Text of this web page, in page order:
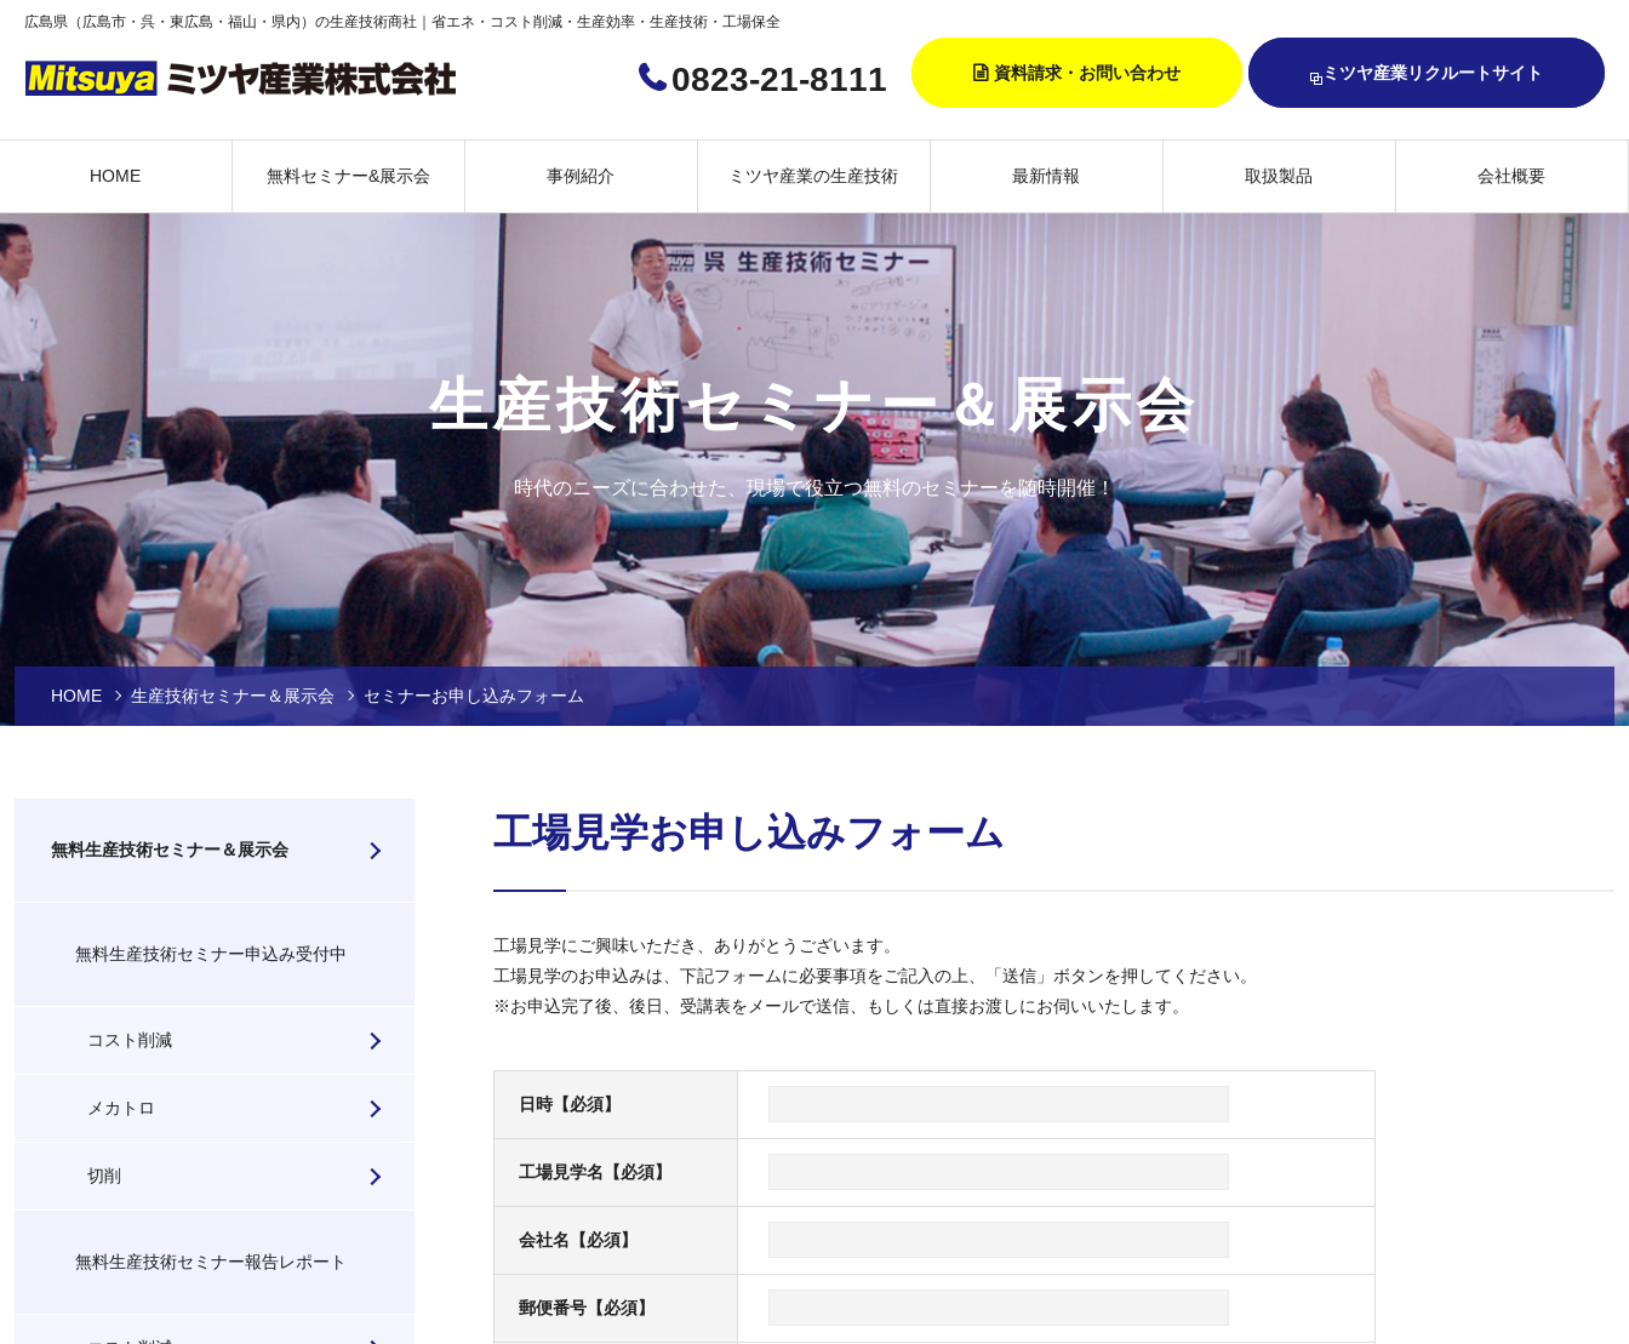
広島県（広島市・呉・東広島・福山・県内）の生産技術商社｜省エネ・コスト削減・生産効率・生産技術・工場保全
0823-21-8111 資料請求・お問い合わせ ミツヤ産業リクルートサイト
HOME 無料セミナー&展示会 事例紹介 ミツヤ産業の生産技術 最新情報 取扱製品 会社概要
生産技術セミナー＆展示会
時代のニーズに合わせた、現場で役立つ無料のセミナーを随時開催！
HOME 生産技術セミナー＆展示会 セミナーお申し込みフォーム
無料生産技術セミナー＆展示会
無料生産技術セミナー申込み受付中
コスト削減
メカトロ
切削
無料生産技術セミナー報告レポート
工場見学お申し込みフォーム
工場見学にご興味いただき、ありがとうございます。
工場見学のお申込みは、下記フォームに必要事項をご記入の上、「送信」ボタンを押してください。
※お申込完了後、後日、受講表をメールで送信、もしくは直接お渡しにお伺いいたします。
日時【必須】
工場見学名【必須】
会社名【必須】
郵便番号【必須】